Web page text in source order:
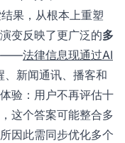
果，从根本上重塑
变反映了更广泛的多
——法律信息现通过AI
、新闻通讯、播客和
验：用户不再评估十
这个答案可能整合多
因此需同步优化多个